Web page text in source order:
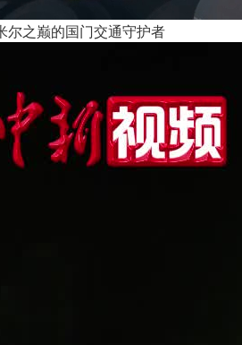
尔之巅的国门交通守护者